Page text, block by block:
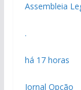
Assembleia
.
há 17 horas
Jornal Opção